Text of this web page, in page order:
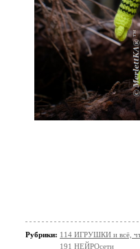
Рубрики: 114 ИГРУШКИ и всё,
191 НЕЙРОсети